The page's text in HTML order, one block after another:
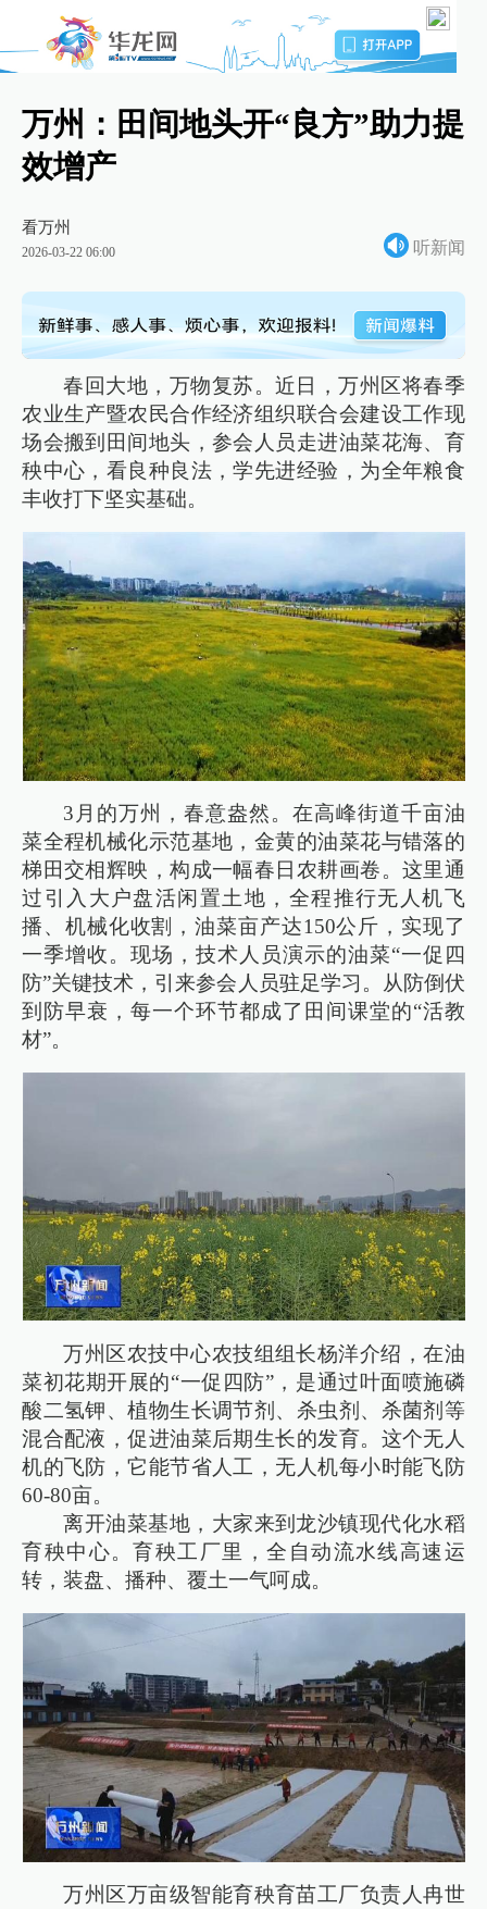
万州：田间地头开“良方”助力提
效增产
看万州
2026-03-22 06:00 听新闻
春回大地，万物复苏。近日，万州区将春季
农业生产暨农民合作经济组织联合会建设工作现
场会搬到田间地头，参会人员走进油菜花海、育
秧中心，看良种良法，学先进经验，为全年粮食
丰收打下坚实基础。
3月的万州，春意盎然。在高峰街道千亩油
菜全程机械化示范基地，金黄的油菜花与错落的
梯田交相辉映，构成一幅春日农耕画卷。这里通
过引入大户盘活闲置土地，全程推行无人机飞
播、机械化收割，油菜亩产达150公斤，实现了
一季增收。现场，技术人员演示的油菜“一促四
防”关键技术，引来参会人员驻足学习。从防倒伏
到防早衰，每一个环节都成了田间课堂的“活教
材”。
万州区农技中心农技组组长杨洋介绍，在油
菜初花期开展的“一促四防”，是通过叶面喷施磷
酸二氢钾、植物生长调节剂、杀虫剂、杀菌剂等
混合配液，促进油菜后期生长的发育。这个无人
机的飞防，它能节省人工，无人机每小时能飞防
60-80亩。
离开油菜基地，大家来到龙沙镇现代化水稻
育秧中心。育秧工厂里，全自动流水线高速运
转，装盘、播种、覆土一气呵成。
万州区万亩级智能育秧育苗工厂负责人冉世